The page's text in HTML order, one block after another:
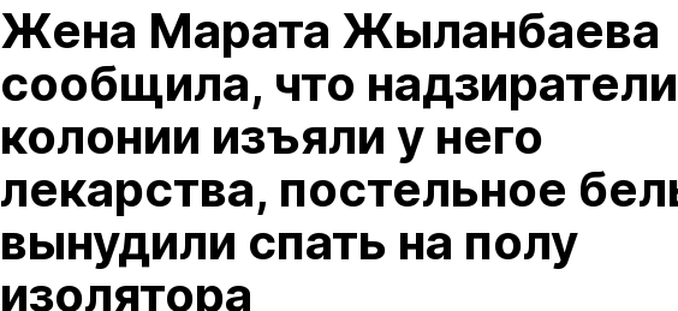
Жена Марата Жыланбаева
сообщила, что надзиратели
колонии изъяли у него
лекарства, постельное
вынудили спать на полу
изолятора